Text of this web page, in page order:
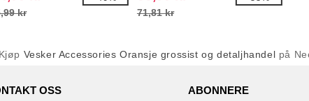
kr 71,81 kr
Kjøp Vesker Accessories Oransje grossist og detaljhandel på
OSS ABONNERE